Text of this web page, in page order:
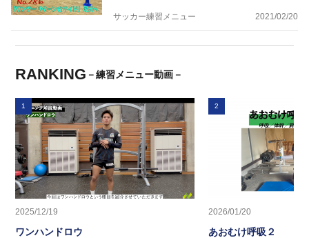
サッカー練習メニュー 2021/02/20
RANKING －練習メニュー動画－
1
2025/12/19
ワンハンドロウ
2
2026/01/20
あおむけ呼吸２